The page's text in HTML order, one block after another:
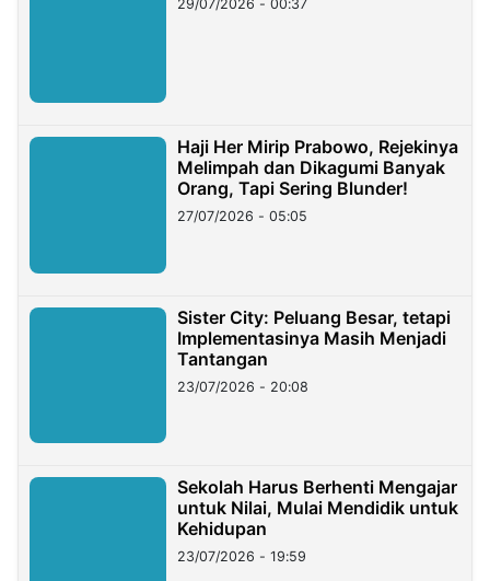
29/07/2026 - 00:37
Haji Her Mirip Prabowo, Rejekinya
Melimpah dan Dikagumi Banyak
Orang, Tapi Sering Blunder!
27/07/2026 - 05:05
Sister City: Peluang Besar, tetapi
Implementasinya Masih Menjadi
Tantangan
23/07/2026 - 20:08
Sekolah Harus Berhenti Mengajar
untuk Nilai, Mulai Mendidik untuk
Kehidupan
23/07/2026 - 19:59